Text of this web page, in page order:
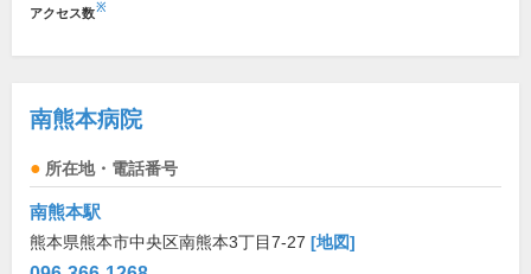
アクセス数※
南熊本病院
所在地・電話番号
南熊本駅
熊本県熊本市中央区南熊本3丁目7-27 [地図]